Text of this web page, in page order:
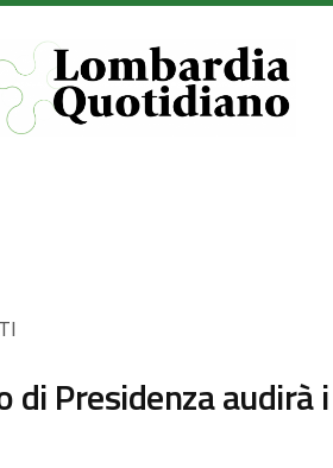
Presidenza audirà i